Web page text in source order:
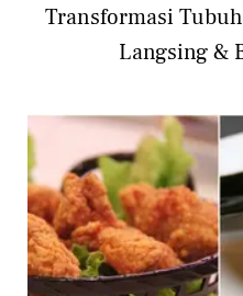
Transformasi
Langsing &